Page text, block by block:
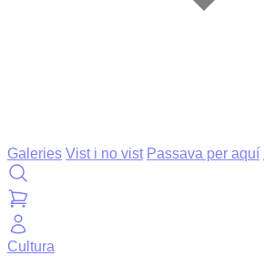
Galeries Vist i no vist Passava per aquí
Cultura